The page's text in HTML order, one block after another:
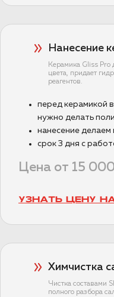
Нанесение
Керамика Gliss Pro
цвета, придает
реагентов.
перед
нужно делать
нанесение делаем
срок 3 дня с
Цена от 15
УЗНАТЬ ЦЕНУ
Химчистка
Чистка составами
полного разбора